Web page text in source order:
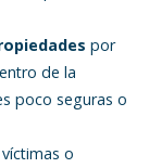
por
de la
poco seguras o
o